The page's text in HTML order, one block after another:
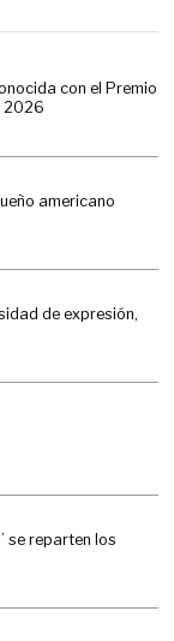
con el Premio
2026
americano
de expresión,
se reparten los